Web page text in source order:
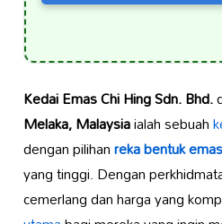
Kedai Emas Chi Hing Sdn. Bhd.
Melaka, Malaysiaialah sebuah
dengan pilihanreka bentuk emas
yang tinggi. Dengan
cemerlang dan harga yang